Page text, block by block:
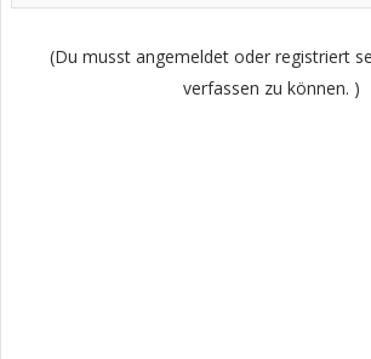
(Du musst angemeldet oder registriert
verfassen zu können. )